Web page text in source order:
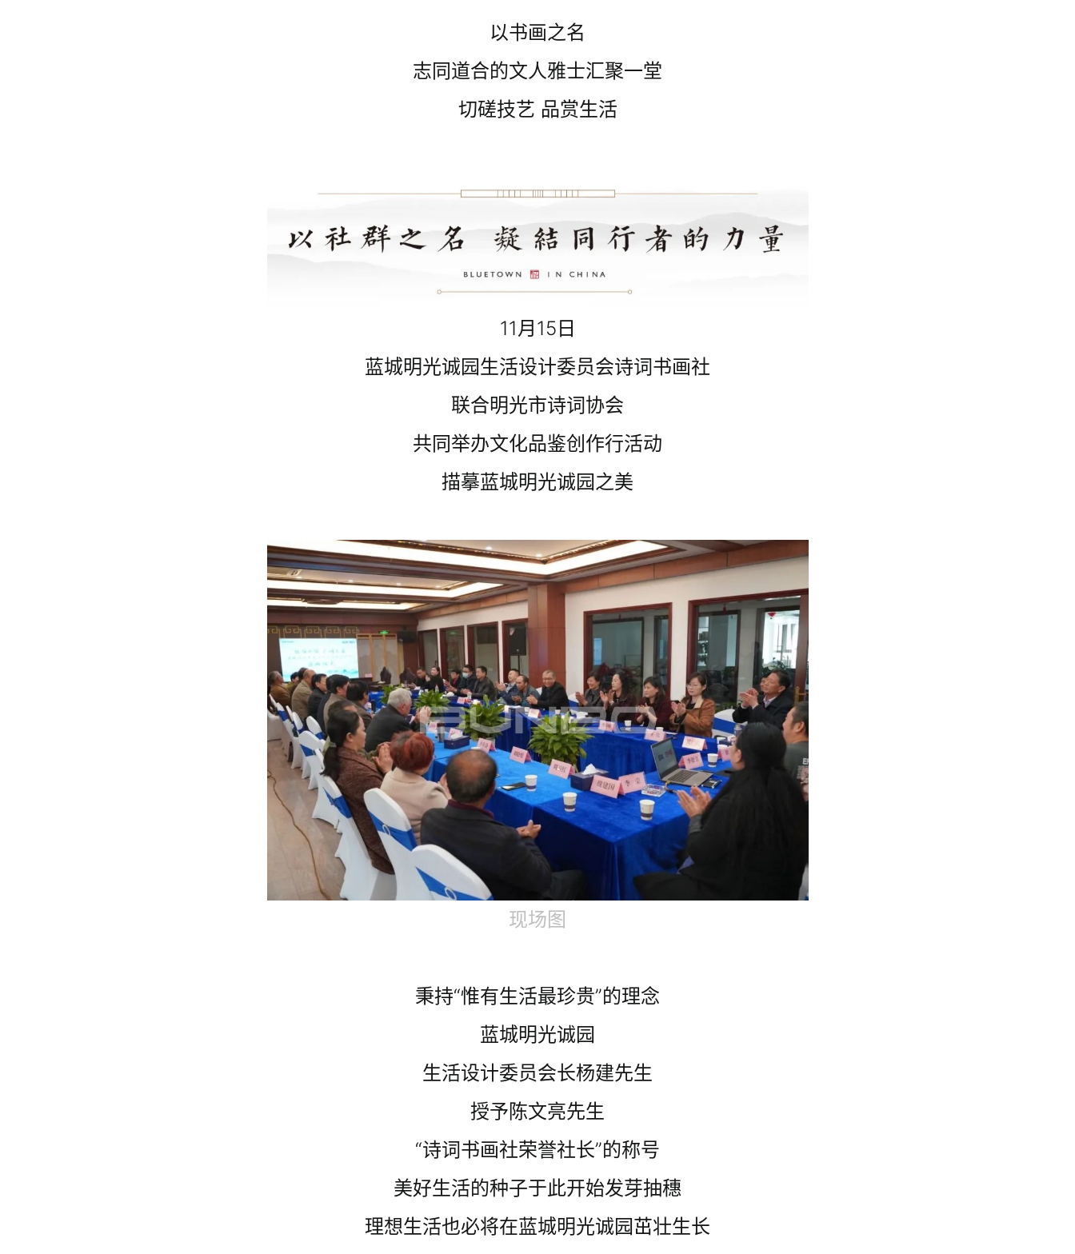
以书画之名
志同道合的文人雅士汇聚一堂
切磋技艺 品赏生活
11月15日
蓝城明光诚园生活设计委员会诗词书画社
联合明光市诗词协会
共同举办文化品鉴创作行活动
描摹蓝城明光诚园之美
现场图
秉持“惟有生活最珍贵”的理念
蓝城明光诚园
生活设计委员会长杨建先生
授予陈文亮先生
“诗词书画社荣誉社长”的称号
美好生活的种子于此开始发芽抽穗
理想生活也必将在蓝城明光诚园茁壮生长